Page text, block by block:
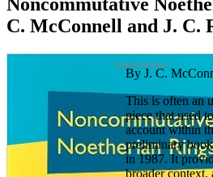
C. McConnell and J. C.
By J. C.
This is often an
piece that used
account within
preliminary
in 1987. It
broader context,